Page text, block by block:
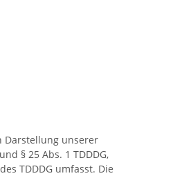
Darstellung unserer
§ 25 Abs. 1 TDDDG,
TDDDG umfasst. Die